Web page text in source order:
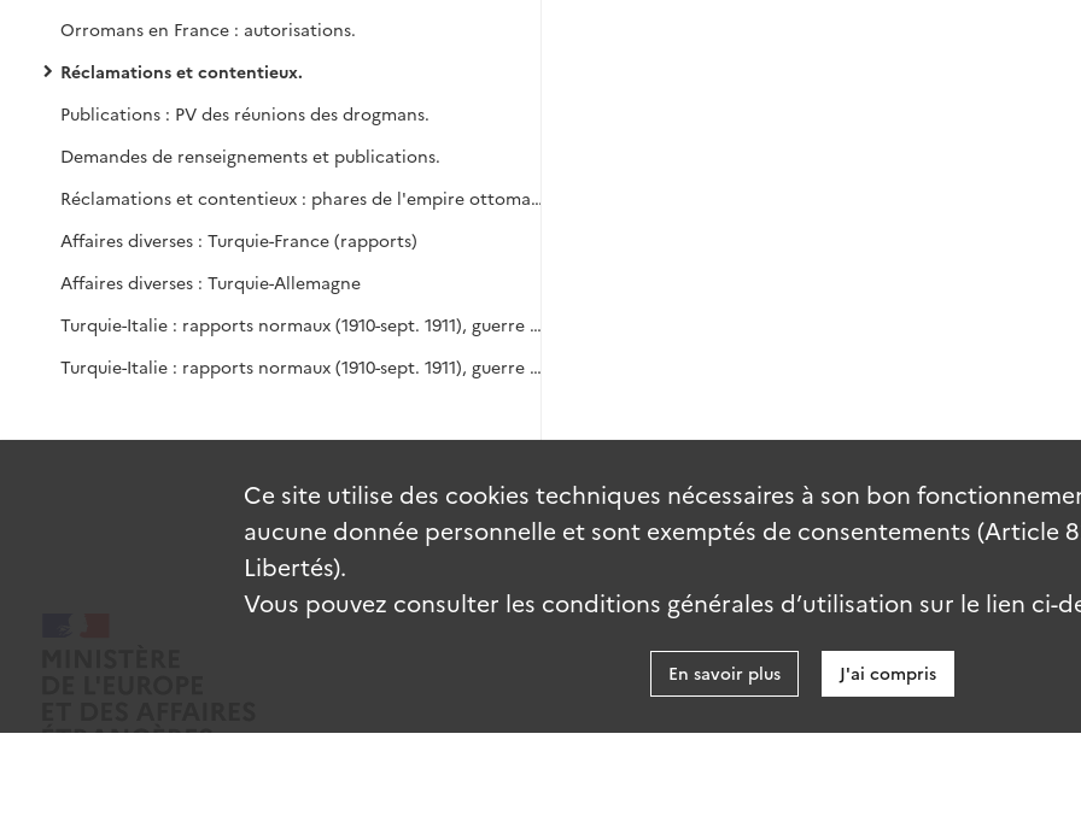
Orromans en France : autorisations.
Réclamations et contentieux.
Publications : PV des réunions des drogmans.
Demandes de renseignements et publications.
Réclamations et contentieux : phares de l'empire ottoman (1897-1908). Affaires diverses : conseillers techniques (1908-09 & 1912-14), expositions et musées (1908-11 & 1918), postes et télégraphes français et étrangers (1908-1914).
Affaires diverses : Turquie-France (rapports)
Affaires diverses : Turquie-Allemagne
Turquie-Italie : rapports normaux (1910-sept. 1911), guerre italo-turque (oct. 1911).
Turquie-Italie : rapports normaux (1910-sept. 1911), guerre italo-turque (oct. 1911). Commandes d'armement en France (1907)
Ce site utilise des cookies techniques nécessaires à son bon
aucune donnée personnelle et sont exemptés de consentements (Article
Libertés).
Vous pouvez consulter les conditions générales d’utilisation sur le lien ci-
En savoir plus J'ai compris